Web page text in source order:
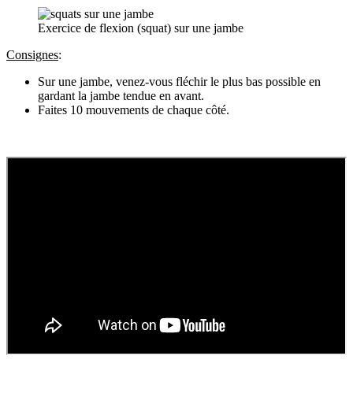
Exercice de flexion (squat) sur une jambe
Consignes:
Sur une jambe, venez-vous fléchir le plus bas possible en
gardant la jambe tendue en avant.
Faites 10 mouvements de chaque côté.